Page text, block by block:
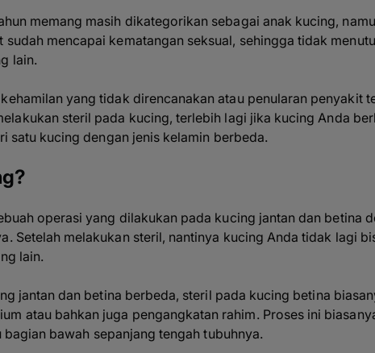
memang masih dikategorikan sebagai anak kucing,
sudah mencapai kematangan seksual, sehingga tidak
lain.
yang tidak direncanakan atau penularan penyakit
steril pada kucing, terlebih lagi jika kucing Anda
satu kucing dengan jenis kelamin berbeda.
operasi yang dilakukan pada kucing jantan dan betina
Setelah melakukan steril, nantinya kucing Anda tidak lagi
lain.
jantan dan betina berbeda, steril pada kucing betina
atau bahkan juga pengangkatan rahim. Proses ini
bawah sepanjang tengah tubuhnya.